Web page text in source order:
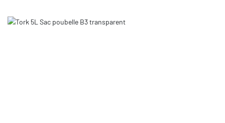
Slide 1 of 1